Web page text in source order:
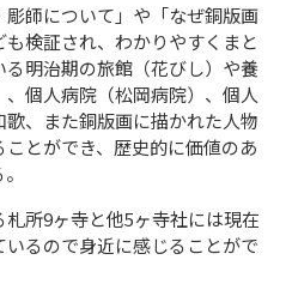
師について」や「なぜ銅版画
検証され、わかりやすくまと
明治期の旅館（花びし）や養
個人病院（松岡病院）、個人
、また銅版画に描かれた人物
とができ、歴史的に価値のあ
所9ヶ寺と他5ヶ寺社には現在
るので身近に感じることがで